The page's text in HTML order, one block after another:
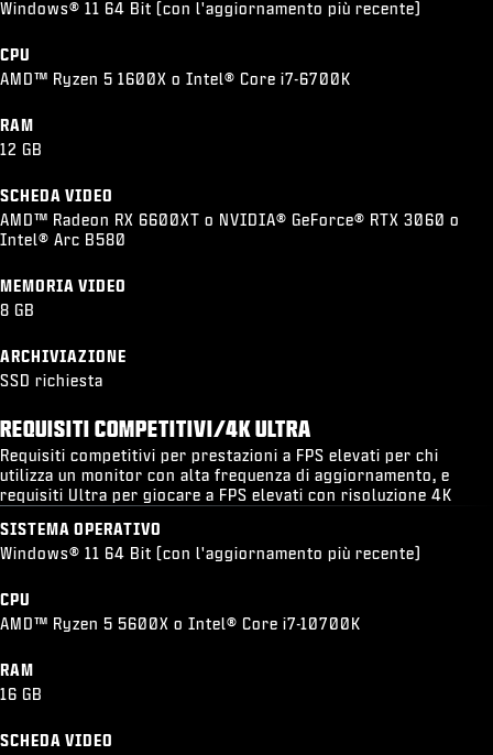
Windows® 11 64 Bit (con l'aggiornamento più recente)
CPU
AMD™ Ryzen 5 1600X o Intel® Core i7-6700K
RAM
12 GB
SCHEDA VIDEO
AMD™ Radeon RX 6600XT o NVIDIA® GeForce® RTX 3060 o
Intel® Arc B580
MEMORIA VIDEO
8 GB
ARCHIVIAZIONE
SSD richiesta
REQUISITI COMPETITIVI/4K ULTRA
Requisiti competitivi per prestazioni a FPS elevati per chi
utilizza un monitor con alta frequenza di aggiornamento, e
requisiti Ultra per giocare a FPS elevati con risoluzione 4K
SISTEMA OPERATIVO
Windows® 11 64 Bit (con l'aggiornamento più recente)
CPU
AMD™ Ryzen 5 5600X o Intel® Core i7-10700K
RAM
16 GB
SCHEDA VIDEO